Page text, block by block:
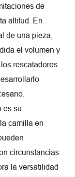
de
altitud. En
de una pieza,
el volumen y
rescatadores
es su
camilla en
circunstancias
la versatilidad